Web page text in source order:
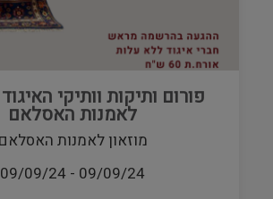
פורום ותיקות וותיקי
לאמנות האסלאם
מוזאון לאמנות האסלאם
09/09/24
-
09/09/24